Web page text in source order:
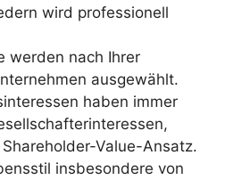
wird professionell
werden nach Ihrer
ausgewählt.
haben immer
Value-Ansatz.
insbesondere von